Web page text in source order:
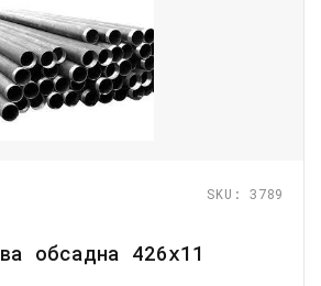
SKU: 3789
обсадна 426х11